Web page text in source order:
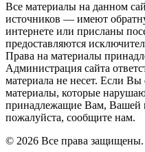
Все материалы на данном
источников — имеют
интернете или присланы
предоставляются
Права на материалы
Администрация сайта
материала не несет. Если
материалы, которые
принадлежащие Вам, Вашей
пожалуйста, сообщите нам.
© 2026 Все права защищены.